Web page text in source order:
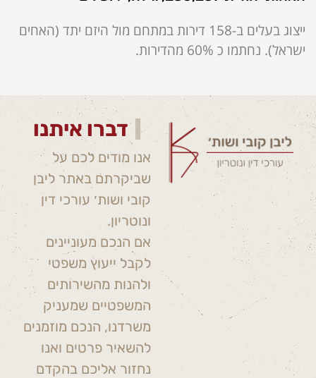
ייצוג בעלים ב-158 דירות במתחם מול היזם יתד (האחים
ישראל). נחתמו כ 60% מהדירות.
דברו איתנו
אנו מודים לכם על
שביקרתם באתר ליבן
קובי ושות׳ עורכי דין
ונוטריון.
אם הנכם מעוניינים
לקבל ייעוץ משפטי
ולהנות מהשירותים
המשפטיים שמעניק
משרדנו, הנכם מוזמנים
להשאיר פרטים ואנו
נחזור אליכם בהקדם